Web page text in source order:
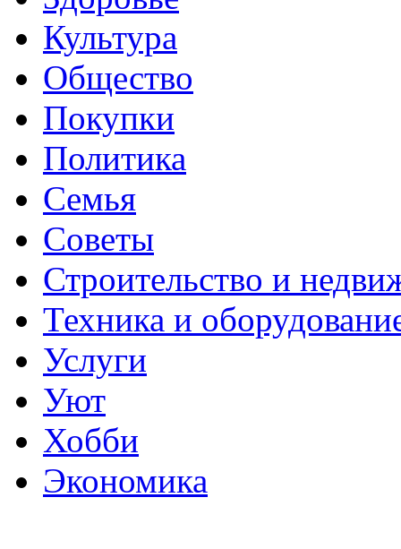
Культура
Общество
Покупки
Политика
Семья
Советы
Строительство и
Техника и
Услуги
Уют
Хобби
Экономика